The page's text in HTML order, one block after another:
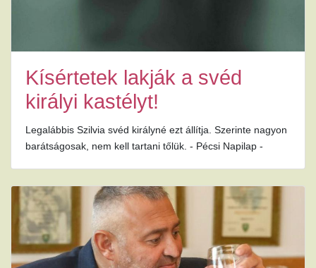
Kísértetek lakják a svéd
királyi kastélyt!
Legalábbis Szilvia svéd királyné ezt állítja. Szerinte nagyon
barátságosak, nem kell tartani tőlük. - Pécsi Napilap -